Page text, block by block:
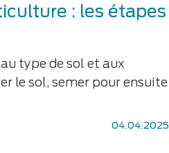
: les étapes
04.04.2025
type de sol et aux
le sol, semer pour ensuite